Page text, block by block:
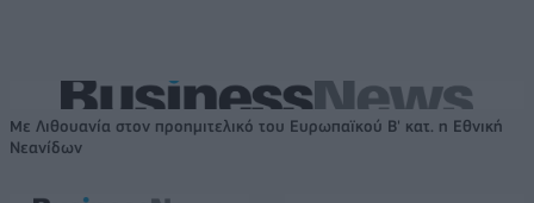
Με Λιθουανία στον προημιτελικό του Ευρωπαϊκού Β' κατ. η Εθνική
Νεανίδων